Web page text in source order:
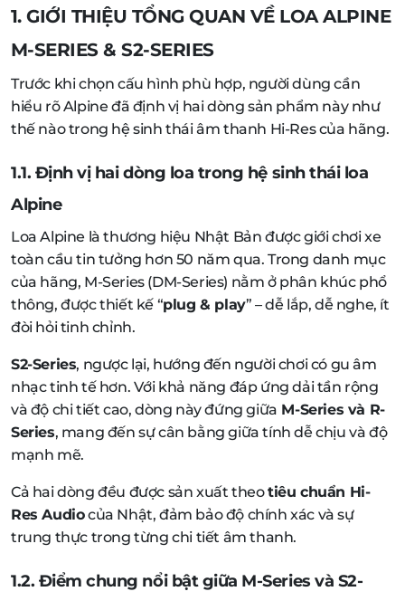
1. GIỚI THIỆU TỔNG QUAN VỀ LOA ALPINE
M-SERIES & S2-SERIES
Trước khi chọn cấu hình phù hợp, người dùng cần
hiểu rõ Alpine đã định vị hai dòng sản phẩm này như
thế nào trong hệ sinh thái âm thanh Hi-Res của hãng.
1.1. Định vị hai dòng loa trong hệ sinh thái loa
Alpine
Loa Alpine là thương hiệu Nhật Bản được giới chơi xe
toàn cầu tin tưởng hơn 50 năm qua. Trong danh mục
của hãng, M-Series (DM-Series) nằm ở phân khúc phổ
thông, được thiết kế “plug & play” – dễ lắp, dễ nghe, ít
đòi hỏi tinh chỉnh.
S2-Series, ngược lại, hướng đến người chơi có gu âm
nhạc tinh tế hơn. Với khả năng đáp ứng dải tần rộng
và độ chi tiết cao, dòng này đứng giữa M-Series và R-
Series, mang đến sự cân bằng giữa tính dễ chịu và độ
mạnh mẽ.
Cả hai dòng đều được sản xuất theotiêu chuẩn Hi-
Res Audiocủa Nhật, đảm bảo độ chính xác và sự
trung thực trong từng chi tiết âm thanh.
1.2. Điểm chung nổi bật giữa M-Series và S2-